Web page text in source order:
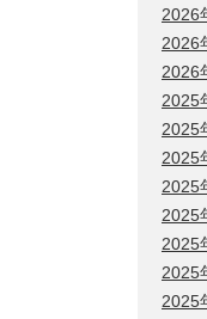
2026
2026
2026
2025
2025
2025
2025
2025
2025
2025
2025